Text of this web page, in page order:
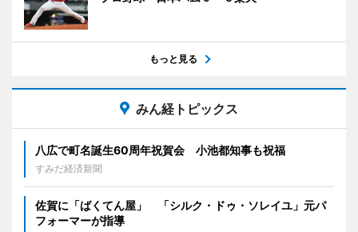
もっと見る
みん経トピックス
八広で町名誕生60周年祝賀会 小池都知事も祝福
すみだ経済新聞
佐賀に「ばくてん屋」 「シルク・ドゥ・ソレイユ」元パ
フォーマーが指導